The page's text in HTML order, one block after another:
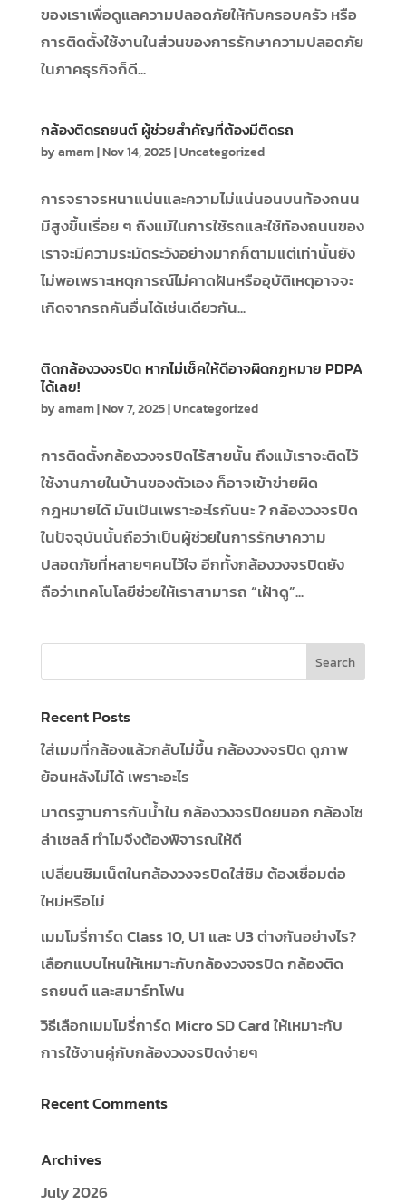
ของเราเพื่อดูแลความปลอดภัยให้กับครอบครัว หรือ
การติดตั้งใช้งานในส่วนของการรักษาความปลอดภัย
ในภาคธุรกิจก็ดี...
กล้องติดรถยนต์ ผู้ช่วยสำคัญที่ต้องมีติดรถ
byamam|Nov 14, 2025|Uncategorized
การจราจรหนาแน่นและความไม่แน่นอนบนท้องถนน
มีสูงขึ้นเรื่อย ๆ ถึงแม้ในการใช้รถและใช้ท้องถนนของ
เราจะมีความระมัดระวังอย่างมากก็ตามแต่เท่านั้นยัง
ไม่พอเพราะเหตุการณ์ไม่คาดฝันหรืออุบัติเหตุอาจจะ
เกิดจากรถคันอื่นได้เช่นเดียวกัน...
ติดกล้องวงจรปิด หากไม่เช็คให้ดีอาจผิดกฏหมาย PDPA
ได้เลย!
byamam|Nov 7, 2025|Uncategorized
การติดตั้งกล้องวงจรปิดไร้สายนั้น ถึงแม้เราจะติดไว้
ใช้งานภายในบ้านของตัวเอง ก็อาจเข้าข่ายผิด
กฎหมายได้ มันเป็นเพราะอะไรกันนะ ? กล้องวงจรปิด
ในปัจจุบันนั้นถือว่าเป็นผู้ช่วยในการรักษาความ
ปลอดภัยที่หลายๆคนไว้ใจ อีกทั้งกล้องวงจรปิดยัง
ถือว่าเทคโนโลยีช่วยให้เราสามารถ “เฝ้าดู”...
Recent Posts
ใส่เมมที่กล้องแล้วกลับไม่ขึ้น กล้องวงจรปิด ดูภาพ
ย้อนหลังไม่ได้ เพราะอะไร
มาตรฐานการกันน้ำใน กล้องวงจรปิดยนอก กล้องโซ
ล่าเซลล์ ทำไมจึงต้องพิจารณให้ดี
เปลี่ยนซิมเน็ตในกล้องวงจรปิดใส่ซิม ต้องเชื่อมต่อ
ใหม่หรือไม่
เมมโมรี่การ์ด Class 10, U1 และ U3 ต่างกันอย่างไร?
เลือกแบบไหนให้เหมาะกับกล้องวงจรปิด กล้องติด
รถยนต์ และสมาร์ทโฟน
วิธีเลือกเมมโมรี่การ์ด Micro SD Card ให้เหมาะกับ
การใช้งานคู่กับกล้องวงจรปิดง่ายๆ
Recent Comments
Archives
July 2026